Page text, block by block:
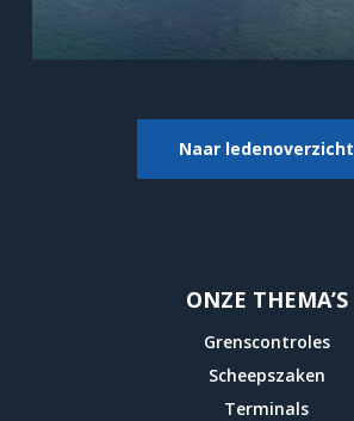
Naar ledenoverzicht
ONZE THEMA’S
Grenscontroles
Scheepszaken
Terminals